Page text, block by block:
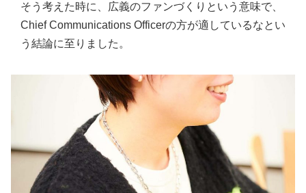
そう考えた時に、広義のファンづくりという意味で、
Chief Communications Officerの方が適しているなとい
う結論に至りました。